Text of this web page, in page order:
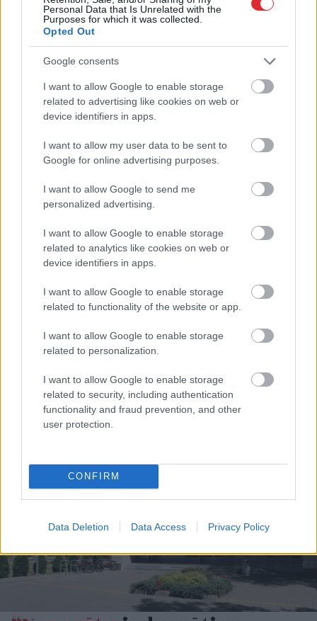
Personal Data that Is Unrelated with the
Purposes for which it was collected.
Opted Out
Google consents
I want to allow Google to enable storage
related to advertising like cookies on web or
device identifiers in apps.
I want to allow my user data to be sent to
Google for online advertising purposes.
I want to allow Google to send me
personalized advertising.
I want to allow Google to enable storage
related to analytics like cookies on web or
device identifiers in apps.
I want to allow Google to enable storage
related to functionality of the website or app.
I want to allow Google to enable storage
related to personalization.
I want to allow Google to enable storage
related to security, including authentication
functionality and fraud prevention, and other
user protection.
CONFIRM
Data Deletion Data Access Privacy Policy
Lietuviešuuzņēmējs
piedāvā vēl nedzirdētu
risinājumu “airBaltic”
glābšanai: “”airBaltic”
mums nav vienkārši
Lietuvā aptur kravas
auto no Latvijas:
šogad lielāko
kontrabandas kravu
Atcelt Ziņot